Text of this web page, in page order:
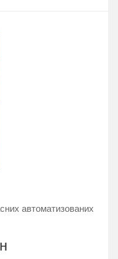
автоматизованих